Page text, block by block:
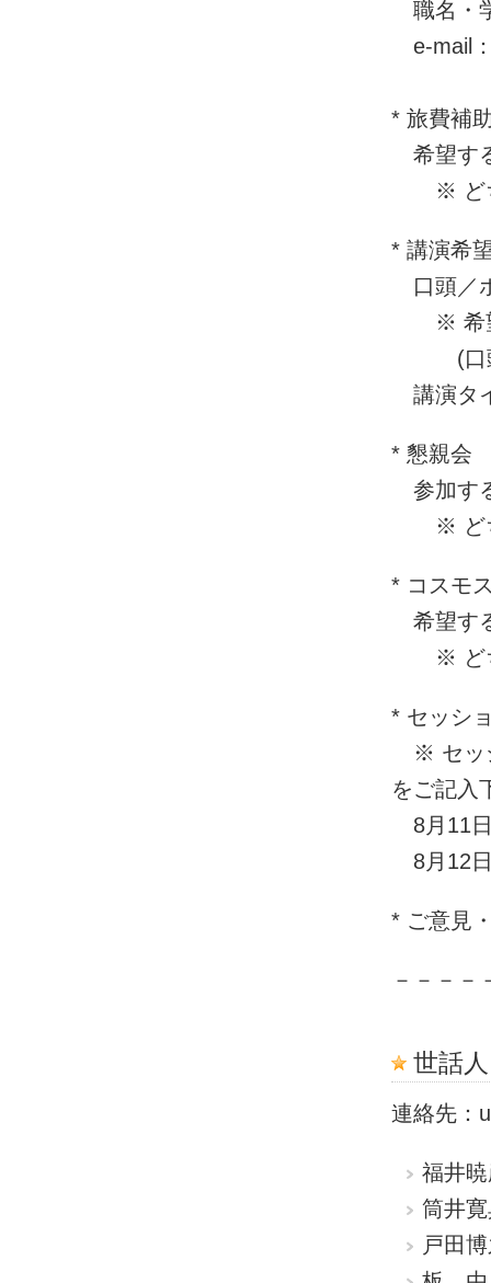
職名・
e-mail
* 旅費補
希望す
※ どち
* 講演希
口頭／
※ 希望
(口頭と
講演タ
* 懇親会
参加す
※ どち
* コスモ
希望す
※ どち
* セッシ
※ セッ
をご記入
8月11
8月12
* ご意見
－－－－
世話人
連絡先：
福井
筒井
戸田